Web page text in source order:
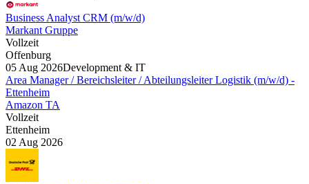
Business Analyst CRM (m/w/d)
Markant Gruppe
Vollzeit
Offenburg
05 Aug 2026Development & IT
Area Manager / Bereichsleiter / Abteilungsleiter Logistik (m/w/d) -
Ettenheim
Amazon TA
Vollzeit
Ettenheim
02 Aug 2026